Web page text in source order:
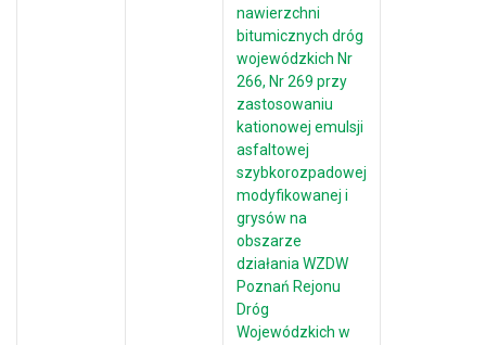
nawierzchni
bitumicznych dróg
wojewódzkich Nr
266, Nr 269 przy
zastosowaniu
kationowej emulsji
asfaltowej
szybkorozpadowej
modyfikowanej i
grysów na
obszarze
działania WZDW
Poznań Rejonu
Dróg
Wojewódzkich w